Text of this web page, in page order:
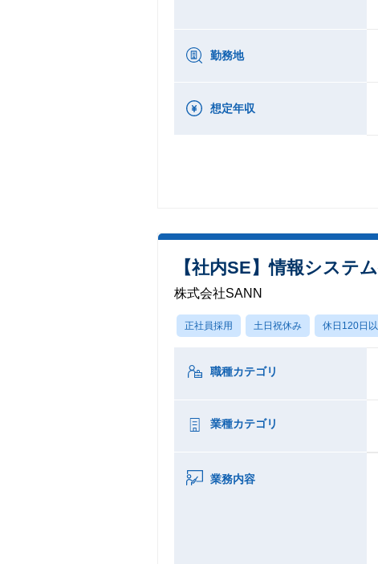
勤務地
想定年収
【社内SE】情報システ
株式会社SANN
正社員採用 土日祝休み 休日120日
職種カテゴリ
業種カテゴリ
業務内容